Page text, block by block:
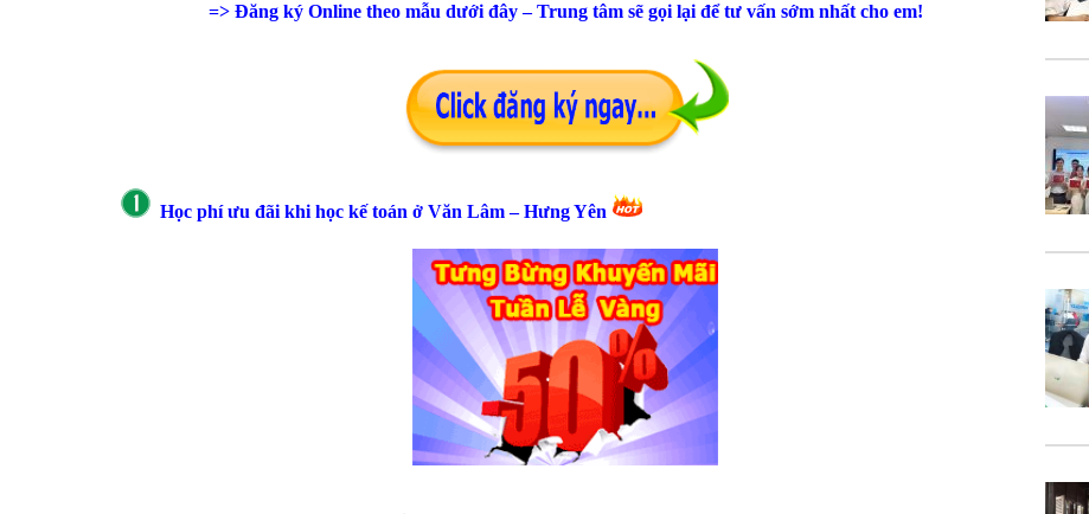
=> Đăng ký Online theo mẫu dưới đây – Trung tâm sẽ gọi lại để tư vấn sớm nhất cho em!
Học phí ưu đãi khi học kế toán ở Văn Lâm – Hưng Yên